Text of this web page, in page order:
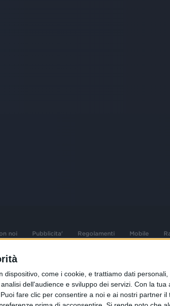
come i cookie, e trattiamo dati
dell'audience e sviluppo dei servizi. Con la tua
fare clic per consentire a noi e ai nostri
noi Pubblicita' Regolamenti Mobile
dell'ingegno
e dei diritti
e n° iscrizione
Sede Amministrativa:
02 25444220
Sede Legale: Via Savona